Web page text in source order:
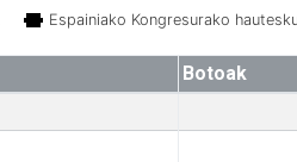
Espainiako Kongresurako
Botoak